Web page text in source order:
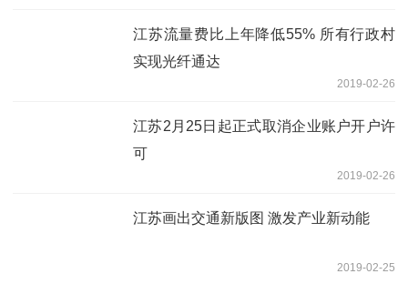
江苏流量费比上年降低55% 所有行政村
实现光纤通达
2019-02-26
江苏2月25日起正式取消企业账户开户许
可
2019-02-26
江苏画出交通新版图 激发产业新动能
2019-02-25